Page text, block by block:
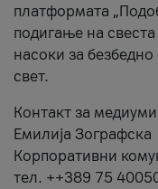
платформата
подигање на
насоки за
свет.
Контакт за
Емилија Зографска
Корпоративни
тел. ++389 75